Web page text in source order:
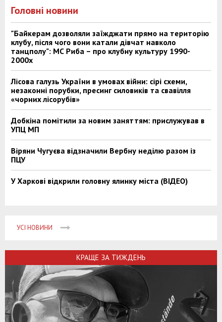
Головні новини
"Байкерам дозволяли заїжджати прямо на територію
клубу, після чого вони катали дівчат навколо
танцполу": МС Риба – про клубну культуру 1990-
2000х
Лісова галузь України в умовах війни: сірі схеми,
незаконні порубки, пресинг силовиків та свавілля
«чорних лісорубів»
Добкіна помітили за новим заняттям: прислужував в
УПЦ МП
Віряни Чугуєва відзначили Вербну неділю разом із
ПЦУ
У Харкові відкрили головну ялинку міста (ВІДЕО)
УСІ НОВИНИ
КРАЩЕ ЗА ТИЖДЕНЬ